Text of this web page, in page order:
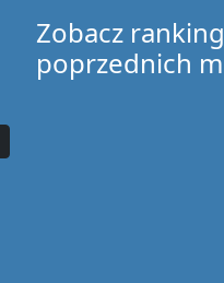
Zobacz
poprzednich